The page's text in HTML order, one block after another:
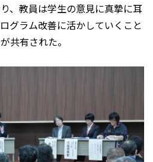
、教員は学生の意見に真摯に耳
グラム改善に活かしていくこと
共有された。